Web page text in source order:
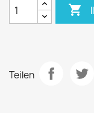

Teilen